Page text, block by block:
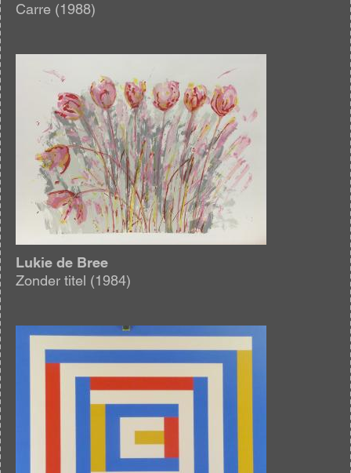
Carre (1988)
Lukie de Bree
Zonder titel (1984)
Afbeelding